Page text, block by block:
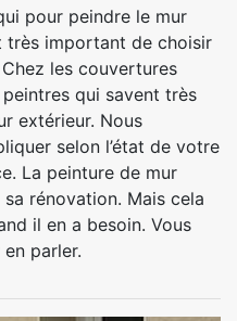
pour peindre le mur
très important de choisir
les couvertures
qui savent très
extérieur. Nous
selon l’état de votre
La peinture de mur
rénovation. Mais cela
il en a besoin. Vous
parler.